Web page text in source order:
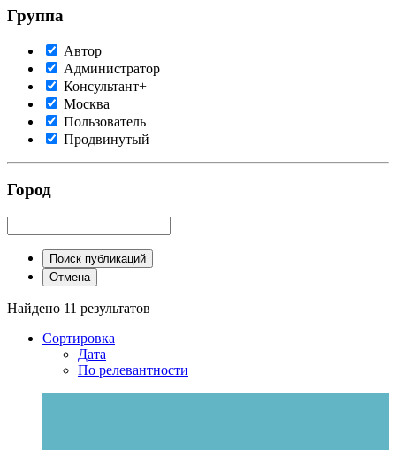
Группа
Автор
Администратор
Консультант+
Москва
Пользователь
Продвинутый
Город
Поиск публикаций
Отмена
Найдено 11 результатов
Сортировка
Дата
По релевантности